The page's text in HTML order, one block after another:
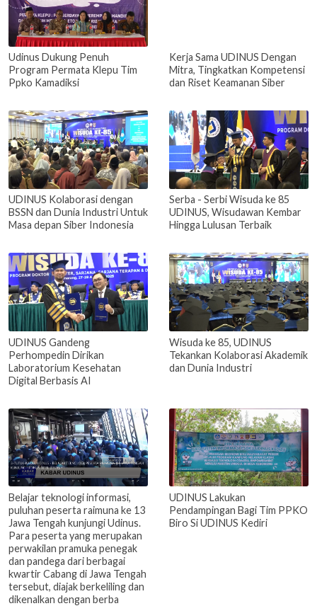
Udinus Dukung Penuh
Program Permata Klepu Tim
Ppko Kamadiksi
Kerja Sama UDINUS Dengan
Mitra, Tingkatkan Kompetensi
dan Riset Keamanan Siber
UDINUS Kolaborasi dengan
BSSN dan Dunia Industri Untuk
Masa depan Siber Indonesia
Serba - Serbi Wisuda ke 85
UDINUS, Wisudawan Kembar
Hingga Lulusan Terbaik
UDINUS Gandeng
Perhompedin Dirikan
Laboratorium Kesehatan
Digital Berbasis AI
Wisuda ke 85, UDINUS
Tekankan Kolaborasi Akademik
dan Dunia Industri
Belajar teknologi informasi,
puluhan peserta raimuna ke 13
Jawa Tengah kunjungi Udinus.
Para peserta yang merupakan
perwakilan pramuka penegak
dan pandega dari berbagai
kwartir Cabang di Jawa Tengah
tersebut, diajak berkeliling dan
dikenalkan dengan berba
UDINUS Lakukan
Pendampingan Bagi Tim PPKO
Biro Si UDINUS Kediri